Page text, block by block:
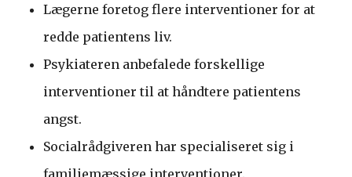
Lægerne foretog flere interventioner for at
redde patientens liv.
Psykiateren anbefalede forskellige
interventioner til at håndtere patientens
angst.
Socialrådgiveren har specialiseret sig i
familiemæssige interventioner.